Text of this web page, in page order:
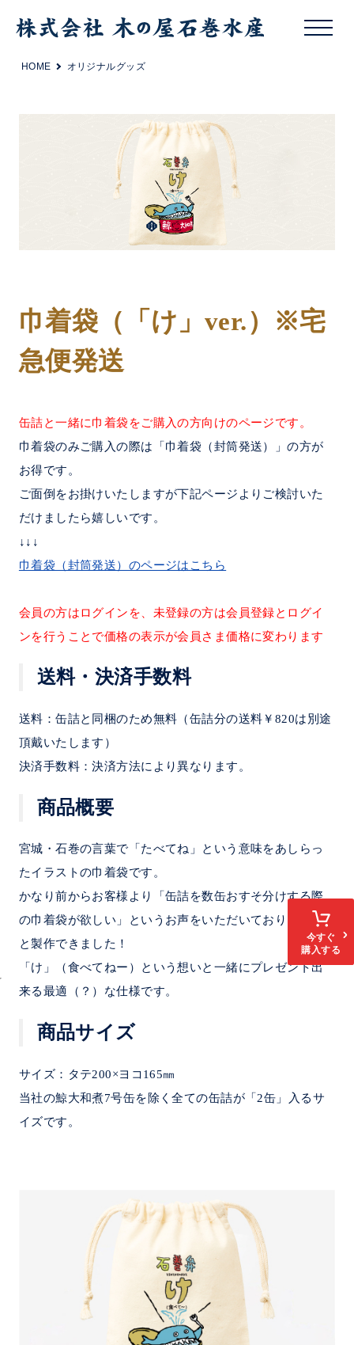
HOME オリジナルグッズ
巾着袋（「け」ver.）※宅
急便発送
缶詰と一緒に巾着袋をご購入の方向けのページです。
巾着袋のみご購入の際は「巾着袋（封筒発送）」の方が
お得です。
ご面倒をお掛けいたしますが下記ページよりご検討いた
だけましたら嬉しいです。
↓↓↓
巾着袋（封筒発送）のページはこちら
会員の方はログインを、未登録の方は会員登録とログイ
ンを行うことで価格の表示が会員さま価格に変わります
送料・決済手数料
送料：缶詰と同梱のため無料（缶詰分の送料￥820は別途
頂戴いたします）
決済手数料：決済方法により異なります。
商品概要
宮城・石巻の言葉で「たべてね」という意味をあしらっ
たイラストの巾着袋です。
かなり前からお客様より「缶詰を数缶おすそ分けする際
の巾着袋が欲しい」というお声をいただいており、やっ
と製作できました！
「け」（食べてねー）という想いと一緒にプレゼント出
来る最適（？）な仕様です。
商品サイズ
サイズ：タテ200×ヨコ165㎜
当社の鯨大和煮7号缶を除く全ての缶詰が「2缶」入るサ
イズです。
今すぐ
購入する